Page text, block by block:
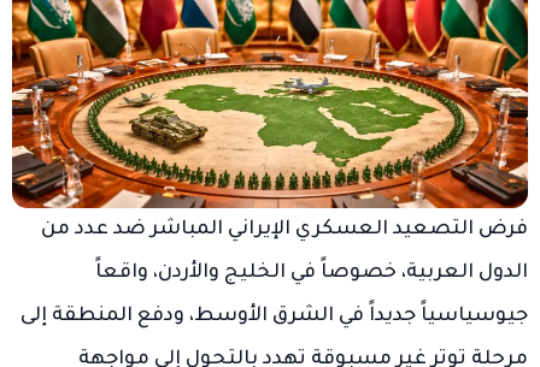
فرض التصعيد العسكري الإيراني المباشر ضد عدد من
الدول العربية، خصوصاً في الخليج والأردن، واقعاً
جيوسياسياً جديداً في الشرق الأوسط، ودفع المنطقة إلى
مرحلة توتر غير مسبوقة تهدد بالتحول إلى مواجهة